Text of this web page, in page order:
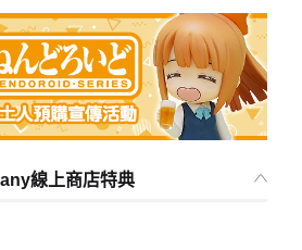
線上商店特典